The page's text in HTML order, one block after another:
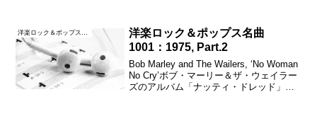
洋楽ロック＆ポップス名曲
1001：1975, Part.2
Bob Marley and The Wailers, ‘No Woman
No Cry’ボブ・マーリー＆ザ・ウェイラー
ズのアルバム「ナッティ・ドレッド」に